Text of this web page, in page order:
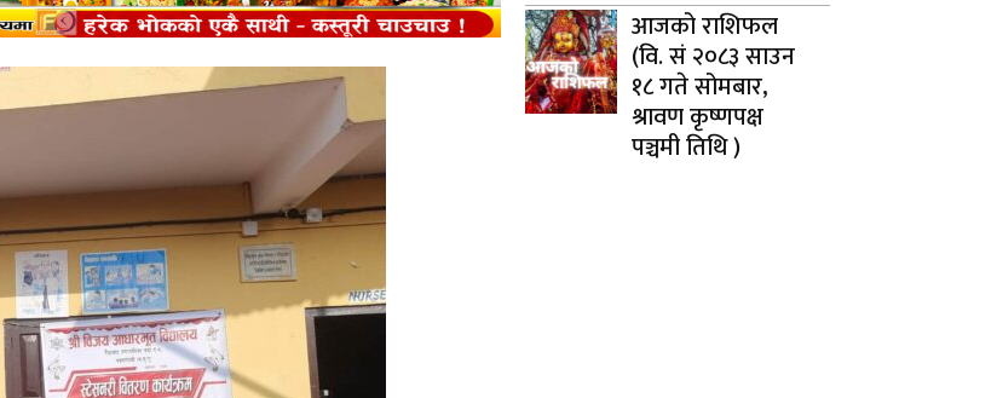
आजको राशिफल
(वि. सं २०८३ साउन
१८ गते सोमबार,
श्रावण कृष्णपक्ष
पञ्चमी तिथि )